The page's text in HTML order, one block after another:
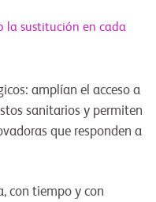
la sustitución en cada
amplían el acceso a
sanitarios y permiten
que responden a
con tiempo y con